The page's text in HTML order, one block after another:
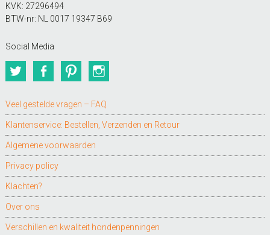
KVK: 27296494
BTW-nr: NL 0017 19347 B69
Social Media
TwitterFacebookPinterest
Veel gestelde vragen – FAQ
Klantenservice: Bestellen, Verzenden en Retour
Algemene voorwaarden
Privacy policy
Klachten?
Over ons
Verschillen en kwaliteit hondenpenningen